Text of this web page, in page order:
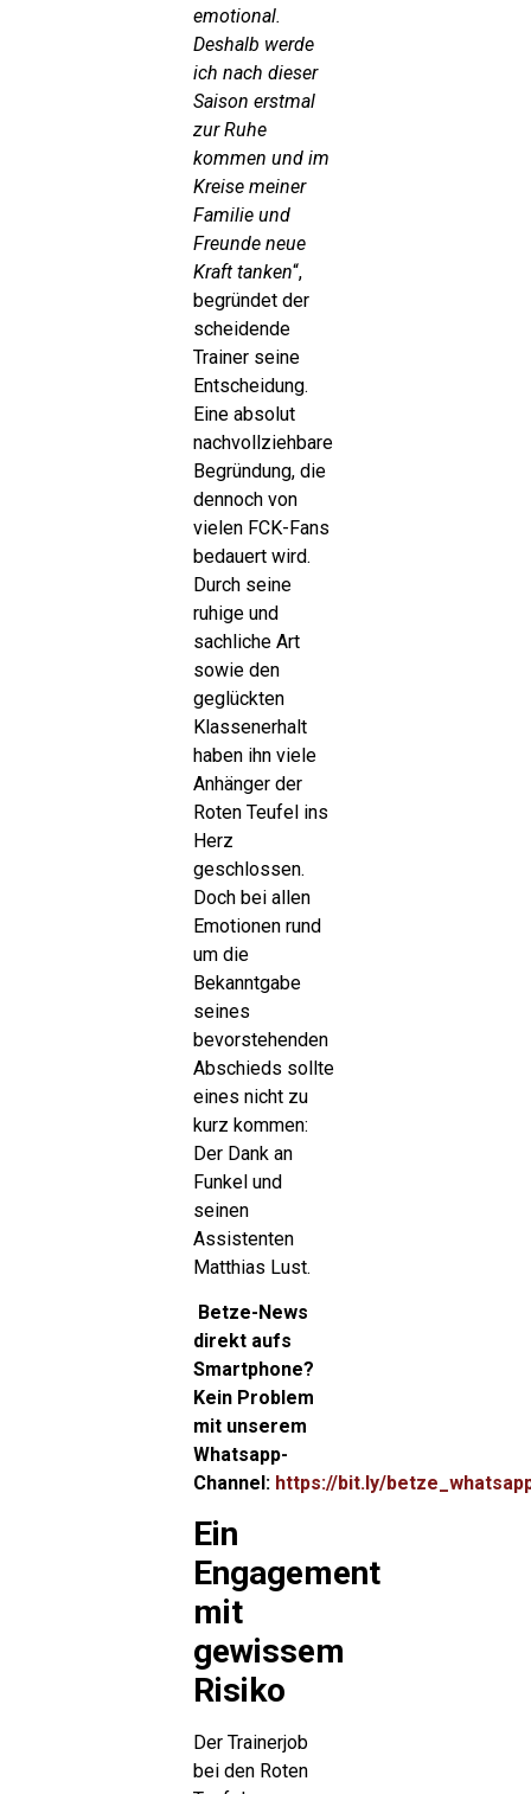
emotional.
Deshalb werde
ich nach dieser
Saison erstmal
zur Ruhe
kommen und im
Kreise meiner
Familie und
Freunde neue
Kraft tanken“,
begründet der
scheidende
Trainer seine
Entscheidung.
Eine absolut
nachvollziehbare
Begründung, die
dennoch von
vielen FCK-Fans
bedauert wird.
Durch seine
ruhige und
sachliche Art
sowie den
geglückten
Klassenerhalt
haben ihn viele
Anhänger der
Roten Teufel ins
Herz
geschlossen.
Doch bei allen
Emotionen rund
um die
Bekanntgabe
seines
bevorstehenden
Abschieds sollte
eines nicht zu
kurz kommen:
Der Dank an
Funkel und
seinen
Assistenten
Matthias Lust.
Betze-News
direkt aufs
Smartphone?
Kein Problem
mit unserem
Whatsapp-
Channel: https://bit.ly/
Ein
Engagement
mit
gewissem
Risiko
Der Trainerjob
bei den Roten